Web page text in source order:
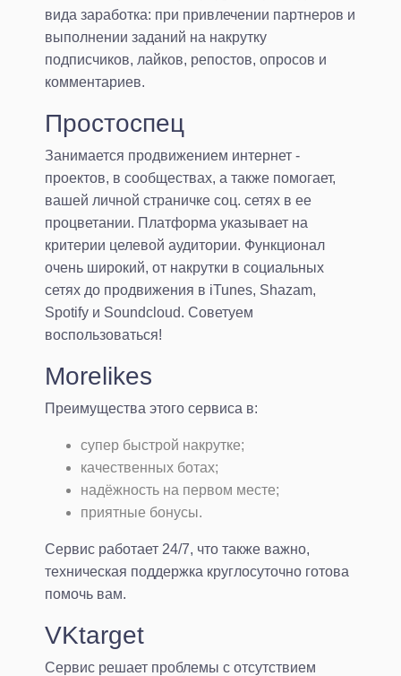
вида заработка: при привлечении партнеров и
выполнении заданий на накрутку
подписчиков, лайков, репостов, опросов и
комментариев.
Простоcпец
Занимается продвижением интернет -
проектов, в сообществах, а также помогает,
вашей личной страничке соц. сетях в ее
процветании. Платформа указывает на
критерии целевой аудитории. Функционал
очень широкий, от накрутки в социальных
сетях до продвижения в iTunes, Shazam,
Spotify и Soundcloud. Советуем
воспользоваться!
Morelikes
Преимущества этого сервиса в:
супер быстрой накрутке;
качественных ботах;
надёжность на первом месте;
приятные бонусы.
Сервис работает 24/7, что также важно,
техническая поддержка круглосуточно готова
помочь вам.
VKtarget
Сервис решает проблемы с отсутствием